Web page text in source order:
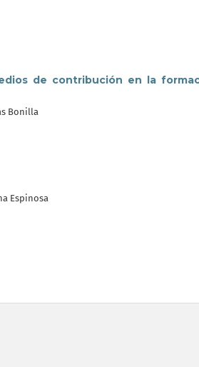
de contribución en la
Bonilla
Espinosa